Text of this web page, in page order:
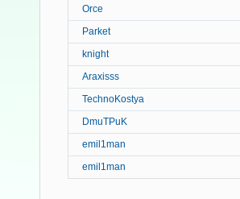
Orce
Parket
knight
Araxisss
TechnoKostya
DmuTPuK
emil1man
emil1man